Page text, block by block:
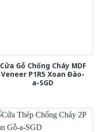
Cửa Gỗ Chống Cháy MDF
Veneer P1R5 Xoan Đào-
a-SGD